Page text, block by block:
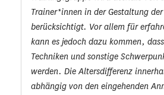
Trainer*innen in der Gestaltung
berücksichtigt. Vor allem für
kann es jedoch dazu kommen,
Techniken und sonstige
werden. Die Altersdifferenz
abhängig von den eingehenden